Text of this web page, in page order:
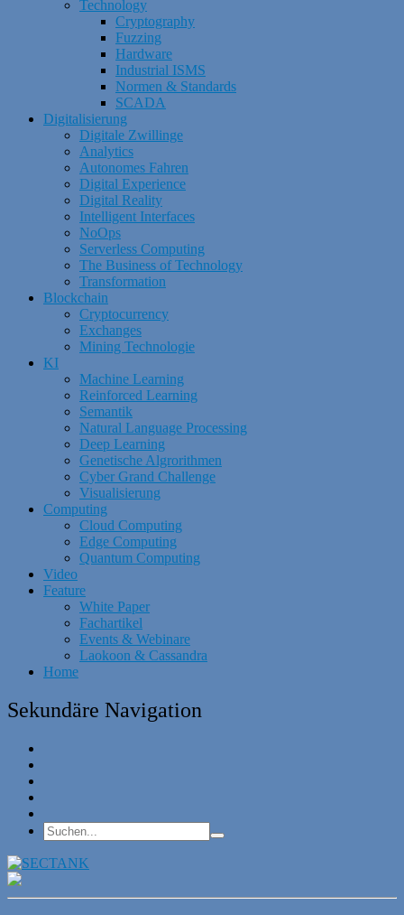
Technology
Cryptography
Fuzzing
Hardware
Industrial ISMS
Normen & Standards
SCADA
Digitalisierung
Digitale Zwillinge
Analytics
Autonomes Fahren
Digital Experience
Digital Reality
Intelligent Interfaces
NoOps
Serverless Computing
The Business of Technology
Transformation
Blockchain
Cryptocurrency
Exchanges
Mining Technologie
KI
Machine Learning
Reinforced Learning
Semantik
Natural Language Processing
Deep Learning
Genetische Algrorithmen
Cyber Grand Challenge
Visualisierung
Computing
Cloud Computing
Edge Computing
Quantum Computing
Video
Feature
White Paper
Fachartikel
Events & Webinare
Laokoon & Cassandra
Home
Sekundäre Navigation